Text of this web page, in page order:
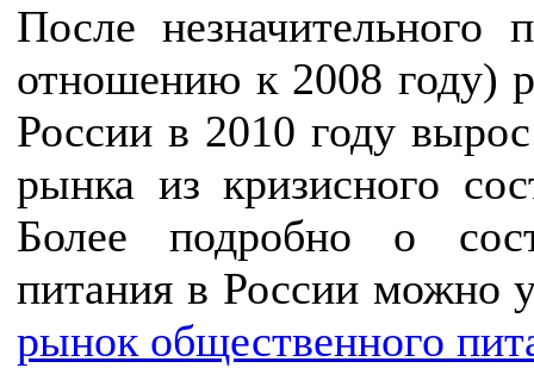
После
отношению к 2008 году)
России в 2010 году
рынка из кризисного
Более подробно о
питания в России можно
рынок общественного